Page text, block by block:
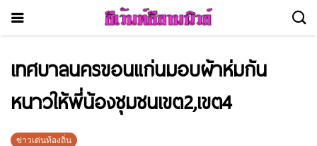
เทศบาลนครขอนแก่นมอบผ้าห่มกัน
หนาวให้พี่น้องชุมชนเขต2,เขต4
ข่าวเด่นท้องถิ่น